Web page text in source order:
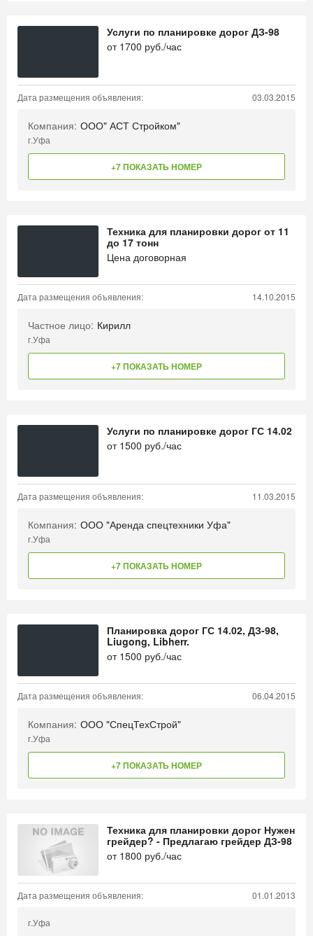
Услуги по планировке дорог ДЗ-98
от 1700 руб./час
Дата размещения объявления: 03.03.2015
Компания: ООО" АСТ Стройком"
г.Уфа
+7 ПОКАЗАТЬ НОМЕР
Техника для планировки дорог от 11
до 17 тонн
Цена договорная
Дата размещения объявления: 14.10.2015
Частное лицо: Кирилл
г.Уфа
+7 ПОКАЗАТЬ НОМЕР
Услуги по планировке дорог ГС 14.02
от 1500 руб./час
Дата размещения объявления: 11.03.2015
Компания: ООО "Аренда спецтехники Уфа"
г.Уфа
+7 ПОКАЗАТЬ НОМЕР
Планировка дорог ГС 14.02, ДЗ-98,
Liugong, Libherr.
от 1500 руб./час
Дата размещения объявления: 06.04.2015
Компания: ООО "СпецТехСтрой"
г.Уфа
+7 ПОКАЗАТЬ НОМЕР
Техника для планировки дорог Нужен
грейдер? - Предлагаю грейдер ДЗ-98
от 1800 руб./час
Дата размещения объявления: 01.01.2013
г.Уфа